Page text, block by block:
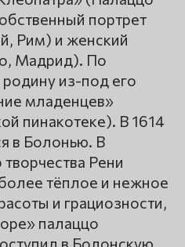
портрет
Рим) и женский
Мадрид). По
из-под его
младенцев»
пинакотеке). В 1614
в Болонью. В
Рени
тёплое и нежное
и грациозности,
палаццо
в Болонскую